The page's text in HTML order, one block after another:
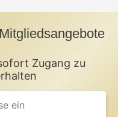
Mitgliedsangebote
Zugang zu